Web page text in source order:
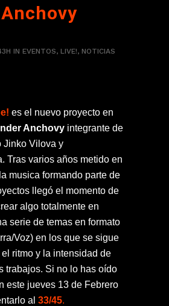
IN EVENTOS, LIVE!, NOTICIAS
es el nuevo proyecto en
Anchovy integrante de
Jinko Vilova y
Tras varios años metido en
musica formando parte de
llegó el momento de
algo totalmente en
serie de temas en formato
Voz) en los que se sigue
ritmo y la intensidad de
trabajos. Si no lo has oído
este jueves 13 de Febrero
al 33/45.